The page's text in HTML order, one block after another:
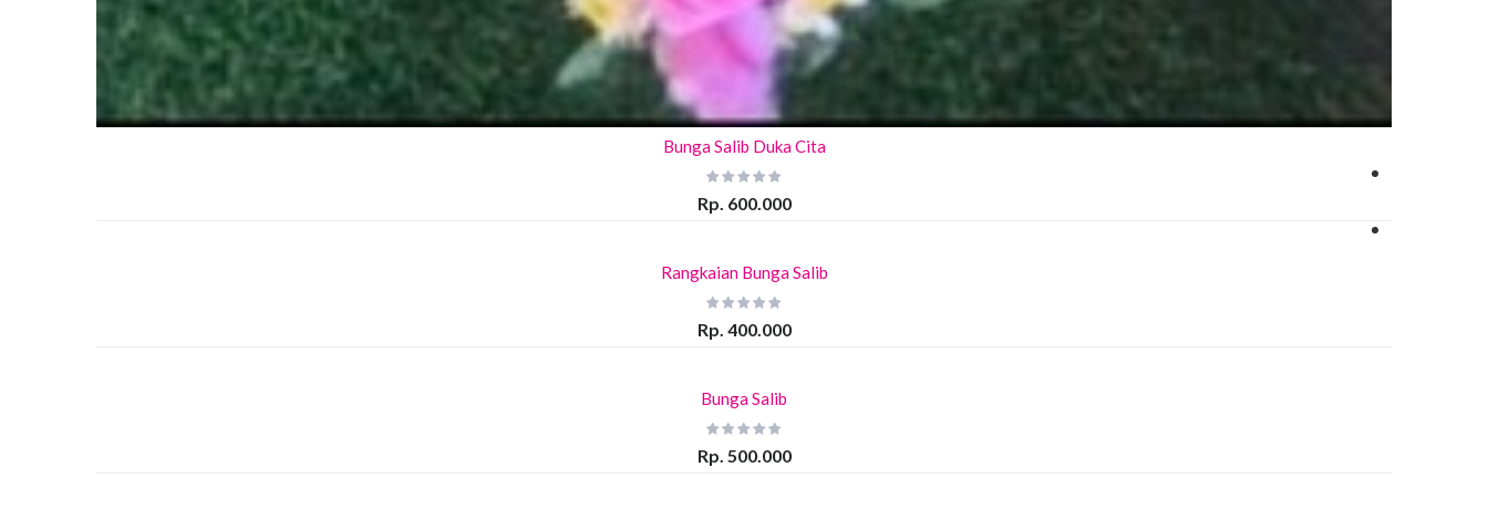
Bunga Salib Duka Cita
Rp. 600.000
Rangkaian Bunga Salib
Rp. 400.000
Bunga Salib
Rp. 500.000